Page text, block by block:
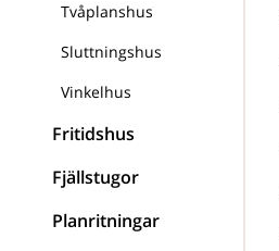
Tvåplanshus
Sluttningshus
Vinkelhus
Fritidshus
Fjällstugor
Planritningar